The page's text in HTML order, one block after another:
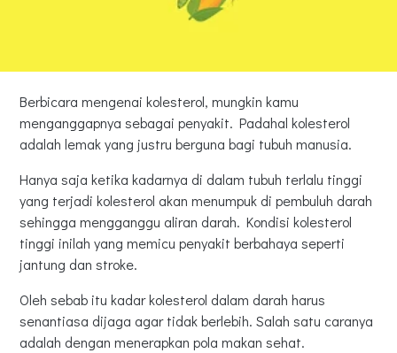
Berbicara mengenai kolesterol, mungkin kamu
menganggapnya sebagai penyakit. Padahal kolesterol
adalah lemak yang justru berguna bagi tubuh manusia.
Hanya saja ketika kadarnya di dalam tubuh terlalu tinggi
yang terjadi kolesterol akan menumpuk di pembuluh darah
sehingga mengganggu aliran darah. Kondisi kolesterol
tinggi inilah yang memicu penyakit berbahaya seperti
jantung dan stroke.
Oleh sebab itu kadar kolesterol dalam darah harus
senantiasa dijaga agar tidak berlebih. Salah satu caranya
adalah dengan menerapkan pola makan sehat.